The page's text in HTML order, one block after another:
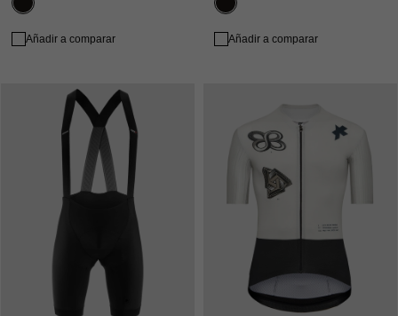
Añadir a comparar Añadir a comparar